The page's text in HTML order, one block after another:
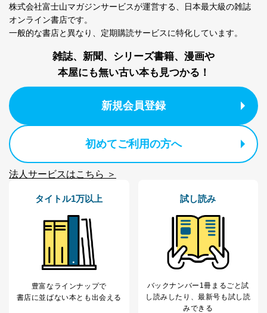
当社は、取得した個人情報を適切に管理し､あらかじめ
本人の同意を得ることなく第三者に提供することはあり
ません。ただし、次の場合は除きます。
法令に基づく場合
人の生命､身体または財産の保護のために必要がある
場合であって、本人の同意を得ることが困難であると
き。
公衆衛生の向上または児童の健全な育成の推進のため
に特に必要がある場合であって、本人の同意を得るこ
た者が法令の定める事務を遂行することに対して協力
き。
だ企業に、業務の一部として個人情報の取扱いを委
供先企業に個人情報を開示することがあります。
委託・提供先企業は具体的には以下のような企業です
が、これらに限りません。
委託先：カスタマーサポート支援会社 、クレジッ
トカード決済などの決済代行・料金回収会社、広
告配信サービス会社
提供先：出版社、出版物発売元、卸売会社、販売
店など商品の供給者、梱包会社、配送会社、新聞
株式会社富士山マガジンサービスが運営する、
日本最大級の雑誌
オンライン書店です。
一般的な書店と異なり、 定期購読サービスに特化しています。
雑誌、新聞、シリーズ書籍、漫画や
本屋にも無い古い本も見つかる！
新規会員登録
初めてご利用の方へ
法人サービスはこちら ＞
タイトル1万以上
豊富なラインナップで
書店に並ばない本とも出会える
試し読み
バックナンバー1冊まるごと試
し読み したり、最新号も試し読
みできる